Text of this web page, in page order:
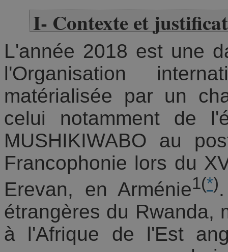
I- Contexte et
L'année 2018 est une
l'Organisation
matérialisée par un
celui notamment de
MUSHIKIWABO au
Francophonie lors du
Erevan, en Arménie1(*)
étrangères du Rwanda,
à l'Afrique de l'Est